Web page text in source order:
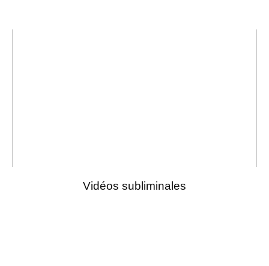
Vidéos subliminales